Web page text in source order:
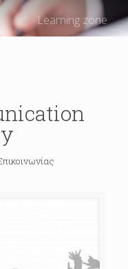
Learning zone